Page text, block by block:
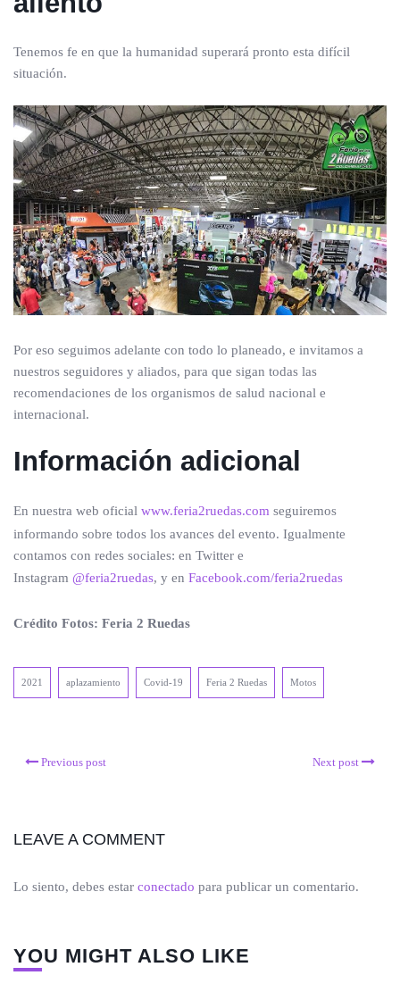
Tenemos fe en que la humanidad superará pronto esta difícil
situación.
Por eso seguimos adelante con todo lo planeado, e invitamos a
nuestros seguidores y aliados, para que sigan todas las
recomendaciones de los organismos de salud nacional e
internacional.
Información adicional
En nuestra web oficial www.feria2ruedas.com seguiremos
informando sobre todos los avances del evento. Igualmente
contamos con redes sociales: en Twitter e
Instagram @feria2ruedas, y en Facebook.com/feria2ruedas
Crédito Fotos: Feria 2 Ruedas
2021 aplazamiento Covid-19 Feria 2 Ruedas Motos
Previous post Next post
LEAVE A COMMENT
Lo siento, debes estar conectado para publicar un comentario.
YOU MIGHT ALSO LIKE